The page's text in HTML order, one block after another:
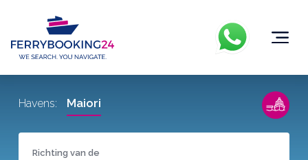
Richting van de
Havens: Maiori